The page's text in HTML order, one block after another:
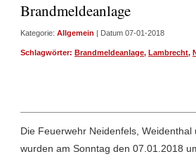
Brandmeldeanlage
Kategorie: Allgemein | Datum 07-01-2018
Schlagwörter: Brandmeldeanlage, Lambrecht,
Die Feuerwehr Neidenfels, Weidenthal
wurden am Sonntag den 07.01.2018